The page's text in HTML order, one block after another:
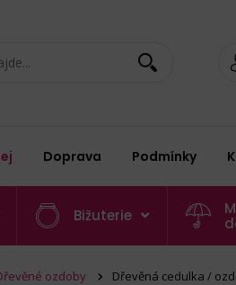
Doprava Podmínky
Bižuterie
ozdoby Dřevěná cedulka /